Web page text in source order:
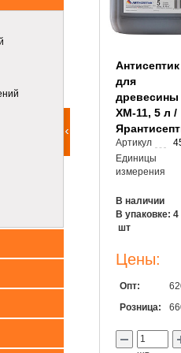
Антисептик
для
древесины
ХМ-11, 5 л /
Артикул
Единицы
измерения
В наличии
В упаковке: 4
шт
Цены:
Опт:
Розница: